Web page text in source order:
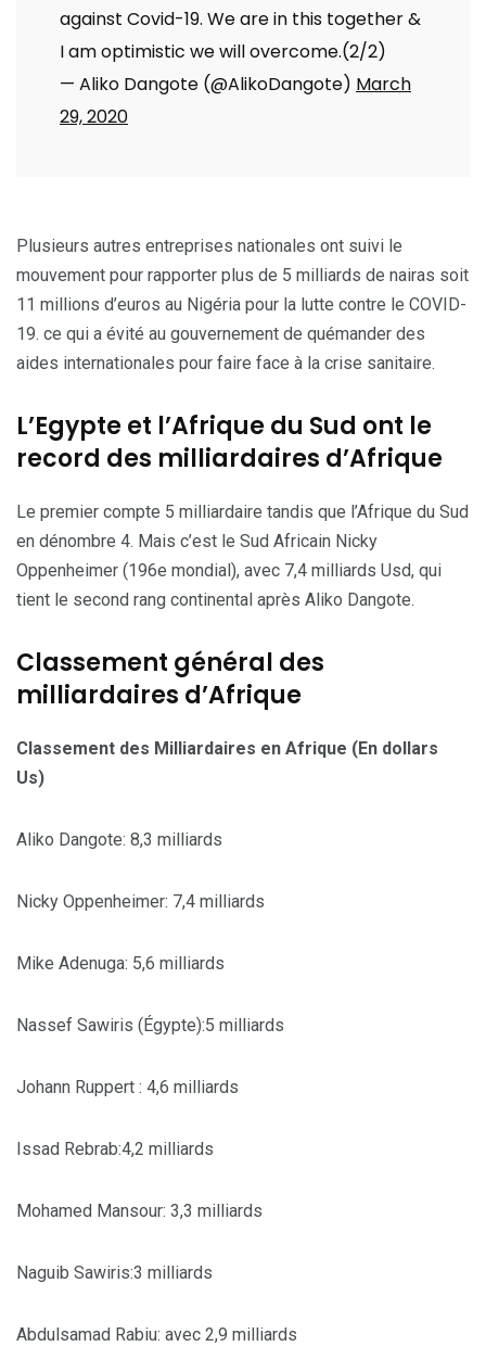
against Covid-19. We are in this together &
I am optimistic we will overcome.(2/2)
— Aliko Dangote (@AlikoDangote) March
29, 2020
Plusieurs autres entreprises nationales ont suivi le
mouvement pour rapporter plus de 5 milliards de nairas soit
11 millions d’euros au Nigéria pour la lutte contre le COVID-
19. ce qui a évité au gouvernement de quémander des
aides internationales pour faire face à la crise sanitaire.
L’Egypte et l’Afrique du Sud ont le
record des milliardaires d’Afrique
Le premier compte 5 milliardaire tandis que l’Afrique du Sud
en dénombre 4. Mais c’est le Sud Africain Nicky
Oppenheimer (196e mondial), avec 7,4 milliards Usd, qui
tient le second rang continental après Aliko Dangote.
Classement général des
milliardaires d’Afrique
Classement des Milliardaires en Afrique (En dollars
Us)
Aliko Dangote: 8,3 milliards
Nicky Oppenheimer: 7,4 milliards
Mike Adenuga: 5,6 milliards
Nassef Sawiris (Égypte):5 milliards
Johann Ruppert : 4,6 milliards
Issad Rebrab:4,2 milliards
Mohamed Mansour: 3,3 milliards
Naguib Sawiris:3 milliards
Abdulsamad Rabiu: avec 2,9 milliards